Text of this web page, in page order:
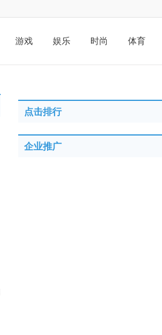
游戏 娱乐 时尚 体育
点击排行
企业推广